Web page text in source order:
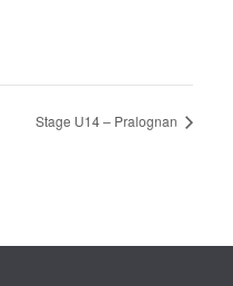
Stage U14 – Pralognan